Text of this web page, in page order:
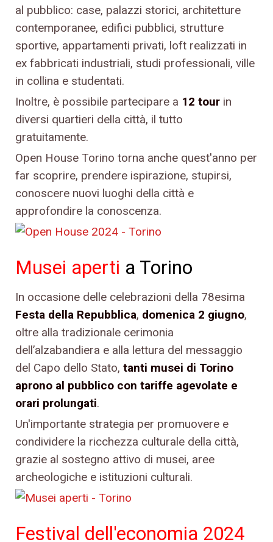
al pubblico: case, palazzi storici, architetture
contemporanee, edifici pubblici, strutture
sportive, appartamenti privati, loft realizzati in
ex fabbricati industriali, studi professionali, ville
in collina e studentati.
Inoltre, è possibile partecipare a 12 tour in
diversi quartieri della città, il tutto
gratuitamente.
Open House Torino torna anche quest'anno per
far scoprire, prendere ispirazione, stupirsi,
conoscere nuovi luoghi della città e
approfondire la conoscenza.
Musei aperti a Torino
In occasione delle celebrazioni della 78esima
Festa della Repubblica, domenica 2 giugno,
oltre alla tradizionale cerimonia
dell’alzabandiera e alla lettura del messaggio
del Capo dello Stato, tanti musei di Torino
aprono al pubblico con tariffe agevolate e
orari prolungati.
Un'importante strategia per promuovere e
condividere la ricchezza culturale della città,
grazie al sostegno attivo di musei, aree
archeologiche e istituzioni culturali.
Festival dell'economia 2024